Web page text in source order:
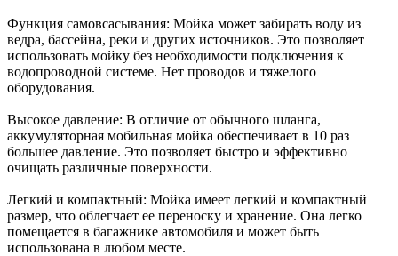
Функция самовсасывания: Мойка может забирать воду из
ведра, бассейна, реки и других источников. Это позволяет
использовать мойку без необходимости подключения к
водопроводной системе. Нет проводов и тяжелого
оборудования.
Высокое давление: В отличие от обычного шланга,
аккумуляторная мобильная мойка обеспечивает в 10 раз
большее давление. Это позволяет быстро и эффективно
очищать различные поверхности.
Легкий и компактный: Мойка имеет легкий и компактный
размер, что облегчает ее переноску и хранение. Она легко
помещается в багажнике автомобиля и может быть
использована в любом месте.